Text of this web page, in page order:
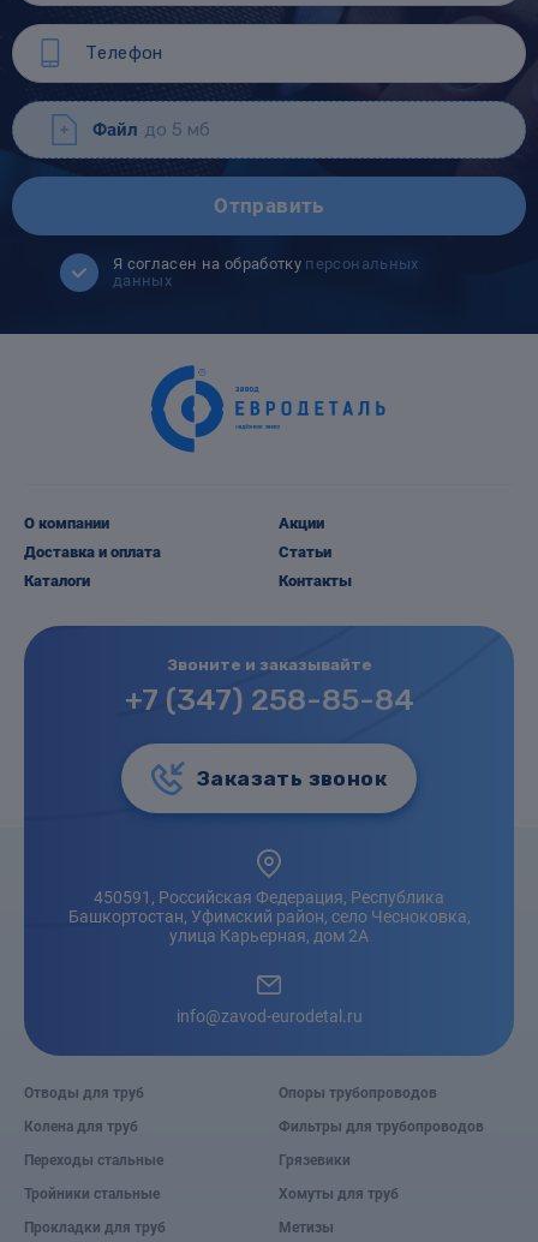
Файл до 5 мб
Отправить
Я согласен на обработку персональных
данных
О компании
Доставка и оплата
Каталоги
Акции
Статьи
Контакты
Звоните и заказывайте
+7 (347) 258-85-84
Заказать звонок
450591, Российская Федерация, Республика
Башкортостан, Уфимский район, село Чесноковка,
улица Карьерная, дом 2А
info@zavod-eurodetal.ru
Отводы для труб
Колена для труб
Переходы стальные
Тройники стальные
Прокладки для труб
Опоры трубопроводов
Фильтры для трубопроводов
Грязевики
Хомуты для труб
Метизы